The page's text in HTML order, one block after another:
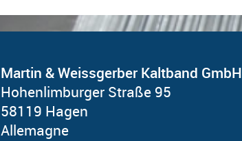
Martin & Weissgerber Kaltband GmbH
Hohenlimburger Straße 95
58119 Hagen
Al­le­magne